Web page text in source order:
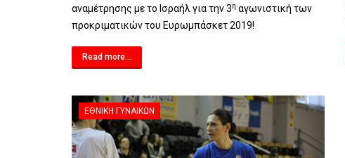
αναμέτρησης με το Ισραήλ για την 3η αγωνιστική των
προκριματικών του Ευρωμπάσκετ 2019!
Read more...
ΕΘΝΙΚΉ ΓΥΝΑΙΚΏΝ